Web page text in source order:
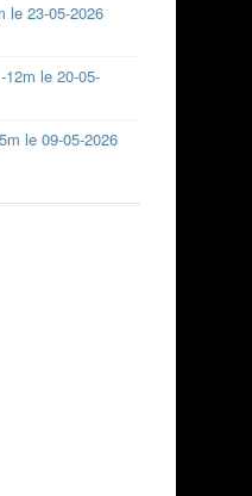
le 23-05-2026
le 20-05-
le 09-05-2026